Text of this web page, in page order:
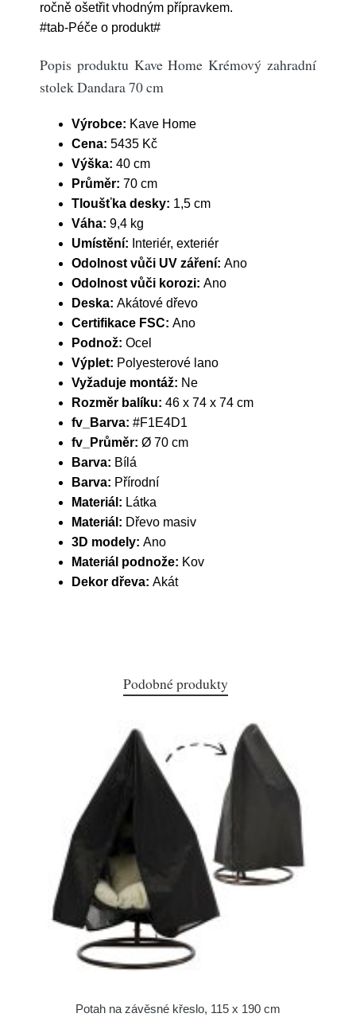
ročně ošetřit vhodným přípravkem.
#tab-Péče o produkt#
Popis produktu Kave Home Krémový zahradní
stolek Dandara 70 cm
Výrobce: Kave Home
Cena: 5435 Kč
Výška: 40 cm
Průměr: 70 cm
Tloušťka desky: 1,5 cm
Váha: 9,4 kg
Umístění: Interiér, exteriér
Odolnost vůči UV záření: Ano
Odolnost vůči korozi: Ano
Deska: Akátové dřevo
Certifikace FSC: Ano
Podnož: Ocel
Výplet: Polyesterové lano
Vyžaduje montáž: Ne
Rozměr balíku: 46 x 74 x 74 cm
fv_Barva: #F1E4D1
fv_Průměr: Ø 70 cm
Barva: Bílá
Barva: Přírodní
Materiál: Látka
Materiál: Dřevo masiv
3D modely: Ano
Materiál podnože: Kov
Dekor dřeva: Akát
Podobné produkty
Potah na závěsné křeslo, 115 x 190 cm